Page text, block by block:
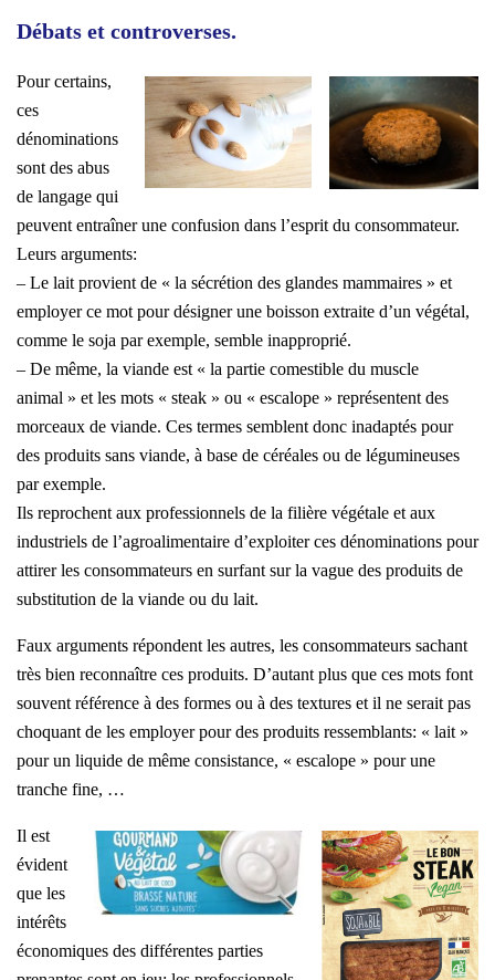
Débats et controverses.
Pour certains,
ces
dénominations
sont des abus
de langage qui
peuvent entraîner une confusion dans l’esprit du consommateur.
Leurs arguments:
– Le lait provient de « la sécrétion des glandes mammaires » et
employer ce mot pour désigner une boisson extraite d’un végétal,
comme le soja par exemple, semble inapproprié.
– De même, la viande est « la partie comestible du muscle
animal » et les mots « steak » ou « escalope » représentent des
morceaux de viande. Ces termes semblent donc inadaptés pour
des produits sans viande, à base de céréales ou de légumineuses
par exemple.
Ils reprochent aux professionnels de la filière végétale et aux
industriels de l’agroalimentaire d’exploiter ces dénominations pour
attirer les consommateurs en surfant sur la vague des produits de
substitution de la viande ou du lait.
Faux arguments répondent les autres, les consommateurs sachant
très bien reconnaître ces produits. D’autant plus que ces mots font
souvent référence à des formes ou à des textures et il ne serait pas
choquant de les employer pour des produits ressemblants: « lait »
pour un liquide de même consistance, « escalope » pour une
tranche fine, …
Il est
évident
que les
intérêts
économiques des différentes parties